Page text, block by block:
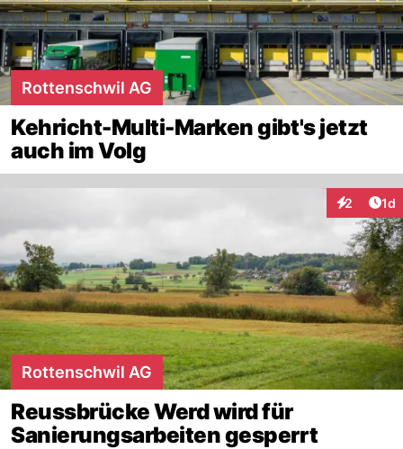
Rottenschwil AG
Kehricht-Multi-Marken gibt's jetzt
auch im Volg
2 1d
Rottenschwil AG
Reussbrücke Werd wird für
Sanierungsarbeiten gesperrt